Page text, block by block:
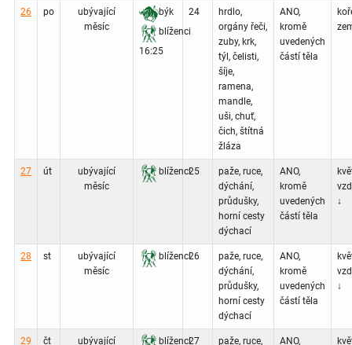
26 po
ubývající
měsíc
býk
blíženci
16:25
24
hrdlo,
orgány řeči,
zuby, krk,
týl, čelisti,
šíje,
ramena,
mandle,
uši, chuť,
čich, štítná
žláza
ANO,
kromě
uvedených
částí těla
27 út
ubývající
měsíc
blíženci25
paže, ruce,
dýchání,
průdušky,
horní cesty
dýchací
ANO,
kromě
uvedených
částí těla
↓
28 st
ubývající
měsíc
blíženci26
paže, ruce,
dýchání,
průdušky,
horní cesty
dýchací
ANO,
kromě
uvedených
částí těla
↓
29 čt
ubývající
blíženci27
paže, ruce,
ANO,